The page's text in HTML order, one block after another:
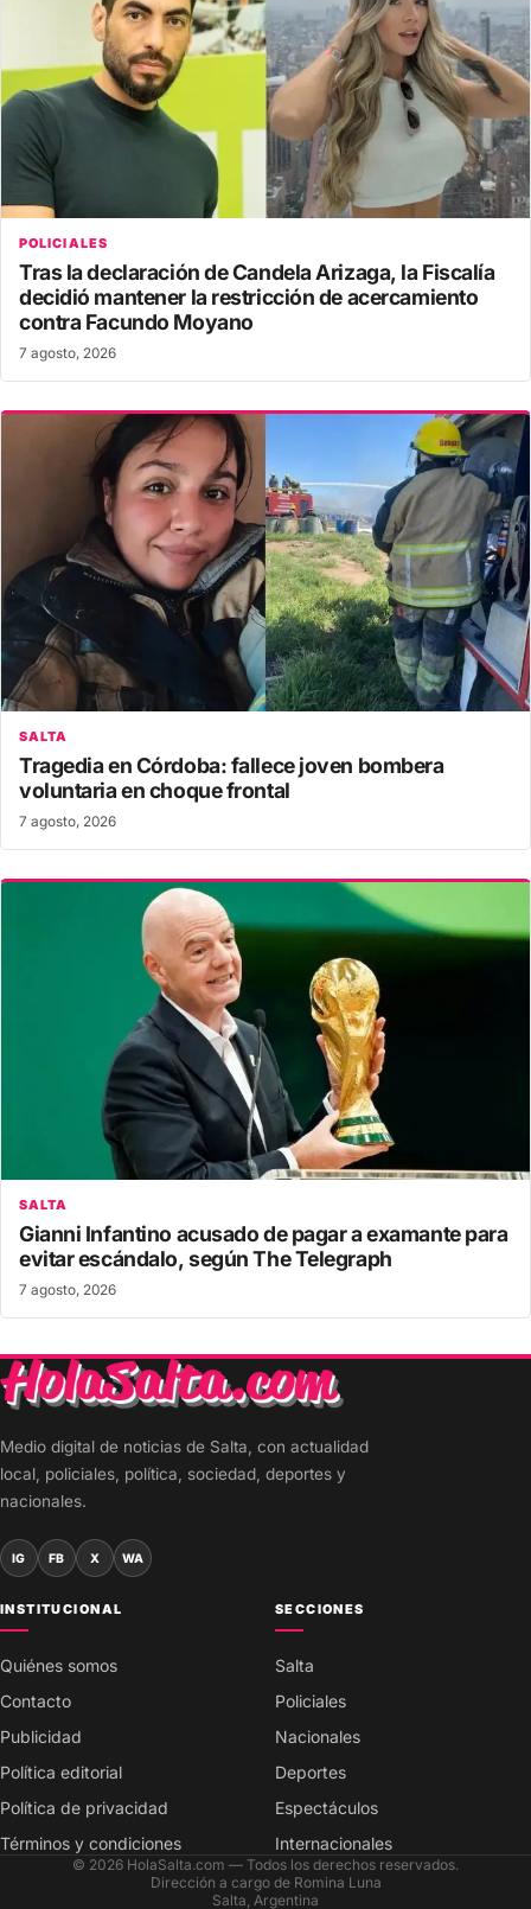
POLICIALES
Tras la declaración de Candela Arizaga, la Fiscalía
decidió mantener la restricción de acercamiento
contra Facundo Moyano
7 agosto, 2026
SALTA
Tragedia en Córdoba: fallece joven bombera
voluntaria en choque frontal
7 agosto, 2026
SALTA
Gianni Infantino acusado de pagar a examante para
evitar escándalo, según The Telegraph
7 agosto, 2026
Medio digital de noticias de Salta, con actualidad
local, policiales, política, sociedad, deportes y
nacionales.
IG FB X WA
INSTITUCIONAL
Quiénes somos
Contacto
Publicidad
Política editorial
Política de privacidad
Términos y condiciones
SECCIONES
Salta
Policiales
Nacionales
Deportes
Espectáculos
Internacionales
© 2026 HolaSalta.com — Todos los derechos reservados.
Dirección a cargo de Romina Luna
Salta, Argentina